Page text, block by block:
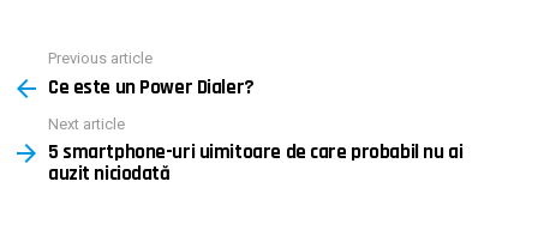
more
Previous article
Ce este un Power Dialer?
Next article
5 smartphone-uri uimitoare de care probabil nu ai
auzit niciodată